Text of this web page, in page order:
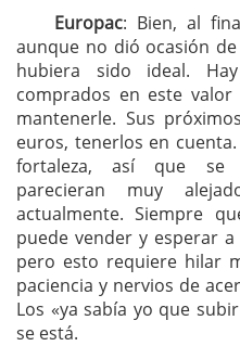
Europac: Bien, al
aunque no dió ocasión
hubiera sido ideal.
comprados en este
mantenerle. Sus
euros, tenerlos en
fortaleza, así que se
parecieran muy
actualmente. Siempre
puede vender y esperar
pero esto requiere hilar
paciencia y nervios de
Los «ya sabía yo que
se está.